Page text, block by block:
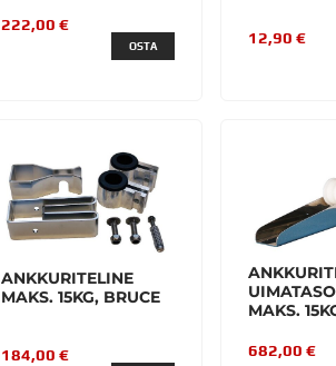
222,00 €
OSTA 12,90 €
ANKKURITELINE
MAKS. 15KG, BRUCE
184,00 €
MAKS.
682,00 €